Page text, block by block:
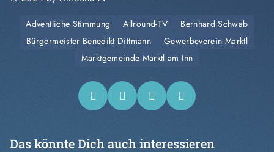
Adventliche Stimmung Allround-TV
Bernhard Schwab
Bürgermeister Benedikt Dittmann
Gewerbeverein Marktl
Marktgemeinde Marktl am Inn
Das könnte Dich auch interessieren